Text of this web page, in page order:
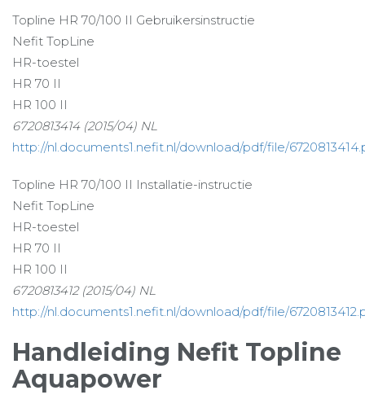
Topline HR 70/100 II Gebruikersinstructie
Nefit TopLine
HR-toestel
HR 70 II
HR 100 II
6720813414 (2015/04) NL
http://nl.documents1.nefit.nl/download/pdf/file/
Topline HR 70/100 II Installatie-instructie
Nefit TopLine
HR-toestel
HR 70 II
HR 100 II
6720813412 (2015/04) NL
http://nl.documents1.nefit.nl/download/pdf/file/
Handleiding Nefit Topline
Aquapower